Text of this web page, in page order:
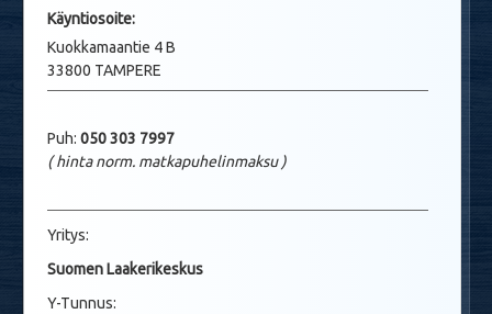
Käyntiosoite:
Kuokkamaantie 4 B
33800 TAMPERE
Puh: 050 303 7997
( hinta norm. matkapuhelinmaksu)
Yritys:
Suomen Laakerikeskus
Y-Tunnus: